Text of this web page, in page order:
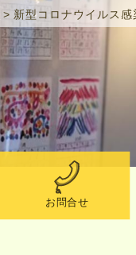
お問合せ
> 新型コロナウイルス